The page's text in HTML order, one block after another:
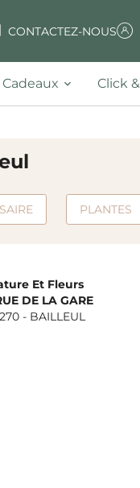
CONTACTEZ-NOUS
Cadeaux Click
PLANTES
Et Fleurs
DE LA GARE
- BAILLEUL